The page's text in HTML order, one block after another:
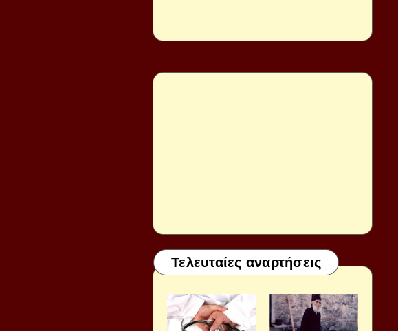
Τελευταίες αναρτήσεις